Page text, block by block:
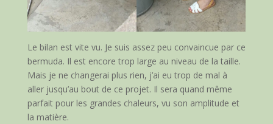
Le bilan est vite vu. Je suis assez peu convaincue par ce
bermuda. Il est encore trop large au niveau de la taille.
Mais je ne changerai plus rien, j’ai eu trop de mal à
aller jusqu’au bout de ce projet. Il sera quand même
parfait pour les grandes chaleurs, vu son amplitude et
la matière.